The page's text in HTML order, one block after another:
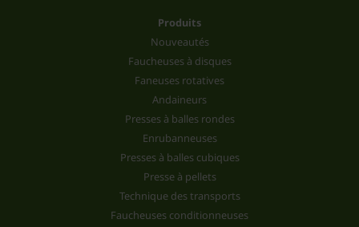
Produits
Nouveautés
Faucheuses à disques
Faneuses rotatives
Andaineurs
Presses à balles rondes
Enrubanneuses
Presses à balles cubiques
Presse à pellets
Technique des transports
Faucheuses conditionneuses